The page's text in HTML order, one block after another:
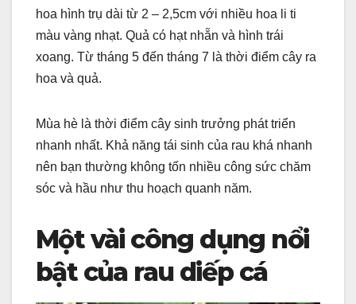
hoa hình trụ dài từ 2 – 2,5cm với nhiều hoa li ti
màu vàng nhạt. Quả có hạt nhẵn và hình trái
xoang. Từ tháng 5 đến tháng 7 là thời điểm cây ra
hoa và quả.
Mùa hè là thời điểm cây sinh trưởng phát triển
nhanh nhất. Khả năng tái sinh của rau khá nhanh
nên bạn thường không tốn nhiều công sức chăm
sóc và hầu như thu hoạch quanh năm.
Một vài công dụng nổi
bật của rau diếp cá